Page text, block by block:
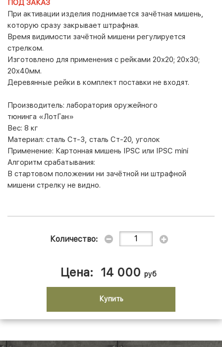
ПОД ЗАКАЗ
При активации изделия поднимается зачётная мишень,
которую сразу закрывает штрафная.
Время видимости зачётной мишени регулируется
стрелком.
Изготовлено для применения с рейками 20х20; 20х30;
20х40мм.
Деревянные рейки в комплект поставки не входят.
Производитель: лаборатория оружейного
тюнинга «ЛотГан»
Вес: 8 кг
Материал: сталь Ст-3, сталь Ст-20, уголок
Применение: Картонная мишень IPSC или IPSC mini
Алгоритм срабатывания:
В стартовом положении ни зачётной ни штрафной
мишени стрелку не видно.
Количество:
Цена: 14 000 руб
Купить